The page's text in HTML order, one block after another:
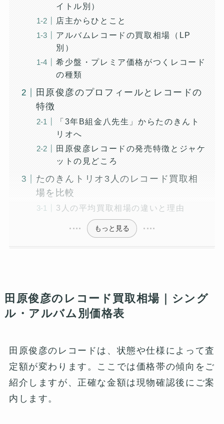
イトル別）
店主からひとこと
アルバムレコードの買取相場（LP
別）
希少盤・プレミア価格がつくレコード
の種類
田原俊彦のプロフィールとレコードの
特徴
「3年B組金八先生」からたのきんト
リオへ
田原俊彦レコードの発売特徴とジャケ
ットの見どころ
たのきんトリオ3人のレコード買取相
場を比較
3人の平均買取相場の違いと理由
もっと見る
田原俊彦のレコード買取相場｜シング
ル・アルバム別価格表
田原俊彦のレコードは、状態や仕様によって査
定額が変わります。ここでは価格帯の傾向をご
紹介しますが、正確な金額は現物確認後にご案
内します。